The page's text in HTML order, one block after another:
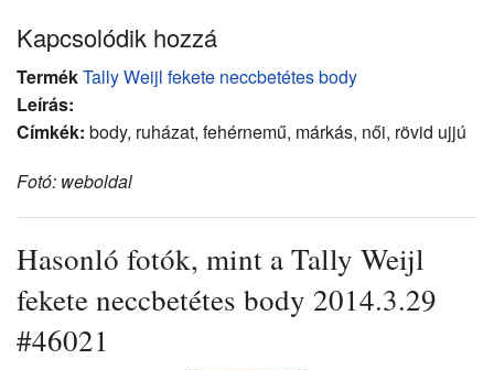
Kapcsolódik hozzá
TermékTally Weijl fekete neccbetétes body
Leírás:
Címkék: body, ruházat, fehérnemű, márkás, női, rövid ujjú
Fotó: weboldal
Hasonló fotók, mint a Tally Weijl
fekete neccbetétes body 2014.3.29
#46021